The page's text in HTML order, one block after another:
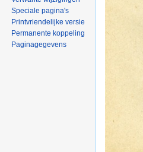
Speciale pagina's
Printvriendelijke versie
Permanente koppeling
Paginagegevens